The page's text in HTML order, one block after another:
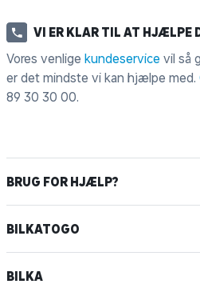
VI ER KLAR TIL AT HJÆLPE
Vores venlige kundeservice vil så
er det mindste vi kan hjælpe med.
89 30 30 00.
BRUG FOR HJÆLP?
BILKATOGO
BILKA